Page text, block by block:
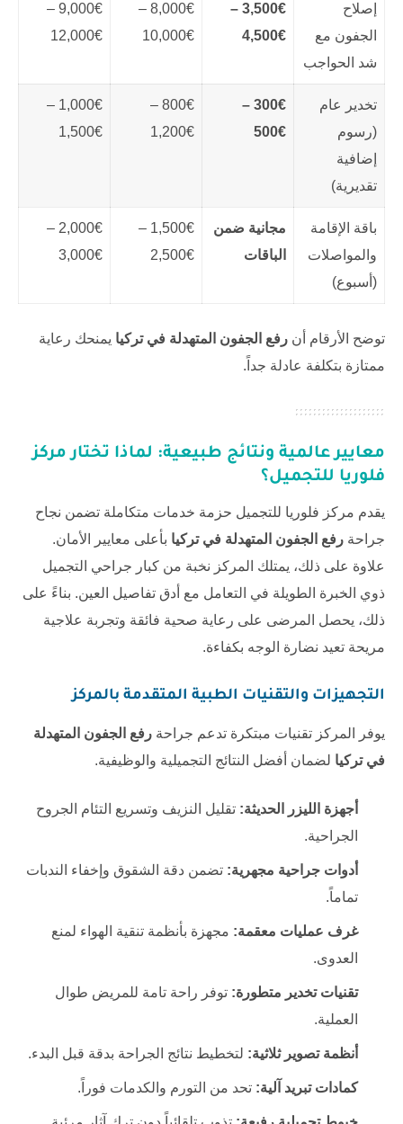
إصلاح
الجفون مع
شد الحواجب
3,500€ –
4,500€
8,000€ –
10,000€
9,000€ –
12,000€
تخدير عام
(رسوم
إضافية
تقديرية)
300€ –
500€
800€ –
1,200€
1,000€ –
1,500€
باقة الإقامة
والمواصلات
(أسبوع)
مجانية ضمن
الباقات
1,500€ –
2,500€
2,000€ –
3,000€
توضح الأرقام أن رفع الجفون المتهدلة في تركيا يمنحك رعاية
ممتازة بتكلفة عادلة جداً.
معايير عالمية ونتائج طبيعية: لماذا تختار مركز
فلوريا للتجميل؟
يقدم مركز فلوريا للتجميل حزمة خدمات متكاملة تضمن نجاح
جراحة رفع الجفون المتهدلة في تركيا بأعلى معايير الأمان.
علاوة على ذلك، يمتلك المركز نخبة من كبار جراحي التجميل
ذوي الخبرة الطويلة في التعامل مع أدق تفاصيل العين. بناءً على
ذلك، يحصل المرضى على رعاية صحية فائقة وتجربة علاجية
مريحة تعيد نضارة الوجه بكفاءة.
التجهيزات والتقنيات الطبية المتقدمة بالمركز
يوفر المركز تقنيات مبتكرة تدعم جراحة رفع الجفون المتهدلة
في تركيا لضمان أفضل النتائج التجميلية والوظيفية.
أجهزة الليزر الحديثة: تقليل النزيف وتسريع التئام الجروح
الجراحية.
أدوات جراحية مجهرية: تضمن دقة الشقوق وإخفاء الندبات
تماماً.
غرف عمليات معقمة: مجهزة بأنظمة تنقية الهواء لمنع
العدوى.
تقنيات تخدير متطورة: توفر راحة تامة للمريض طوال
العملية.
أنظمة تصوير ثلاثية: لتخطيط نتائج الجراحة بدقة قبل البدء.
كمادات تبريد آلية: تحد من التورم والكدمات فوراً.